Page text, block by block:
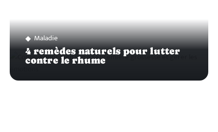
Maladie
4 remèdes naturels pour lutter
contre le rhume